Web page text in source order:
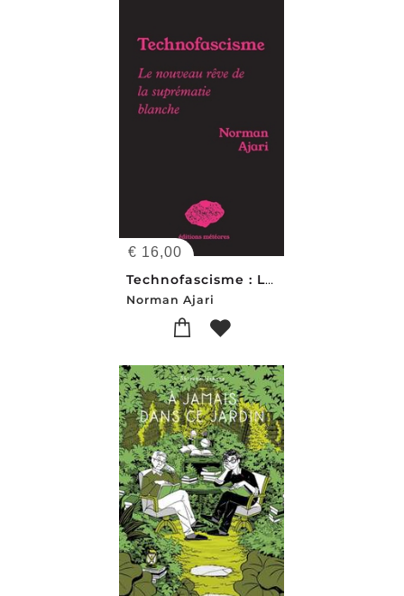
€ 16,00
Technofascisme : Le Nouveau Reve De La Suprematie Blanche
Norman Ajari